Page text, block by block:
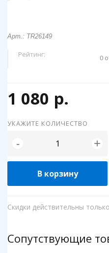
Арт.: TR26149
Рейтинг: 0
1 080 р.
УКАЖИТЕ КОЛИЧЕСТВО
- +
В корзину
Скидки действительны
Сопутствующие